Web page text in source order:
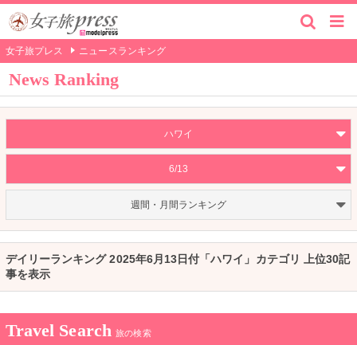
女子旅プレス ニュースランキング
News Ranking
ハワイ
6/13
週間・月間ランキング
デイリーランキング 2025年6月13日付「ハワイ」カテゴリ 上位30記
事を表示
Travel Search 旅の検索